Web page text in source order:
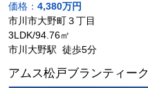
価格： 4,380万円
市川市大野町３丁目
3LDK/94.76㎡
市川大野駅 徒歩5分
アムス松戸ブランティーク